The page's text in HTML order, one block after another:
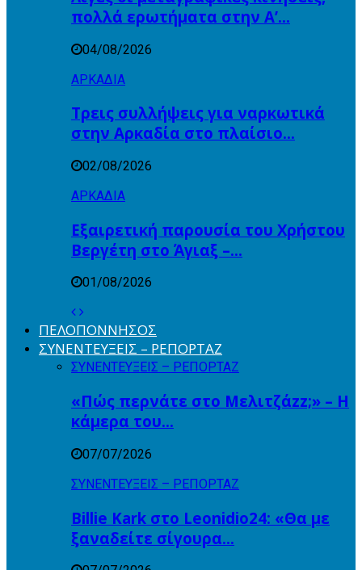
πολλά ερωτήματα στην Α’…
04/08/2026
ΑΡΚΑΔΙΑ
Τρεις συλλήψεις για ναρκωτικά
στην Αρκαδία στο πλαίσιο…
02/08/2026
ΑΡΚΑΔΙΑ
Εξαιρετική παρουσία του Χρήστου
Βεργέτη στο Άγιαξ –…
01/08/2026
ΠΕΛΟΠΟΝΝΗΣΟΣ
ΣΥΝΕΝΤΕΥΞΕΙΣ – ΡΕΠΟΡΤΑΖ
ΣΥΝΕΝΤΕΥΞΕΙΣ – ΡΕΠΟΡΤΑΖ
«Πώς περνάτε στο Μελιτζάzz;» – Η
κάμερα του…
07/07/2026
ΣΥΝΕΝΤΕΥΞΕΙΣ – ΡΕΠΟΡΤΑΖ
Billie Kark στο Leonidio24: «Θα με
ξαναδείτε σίγουρα…